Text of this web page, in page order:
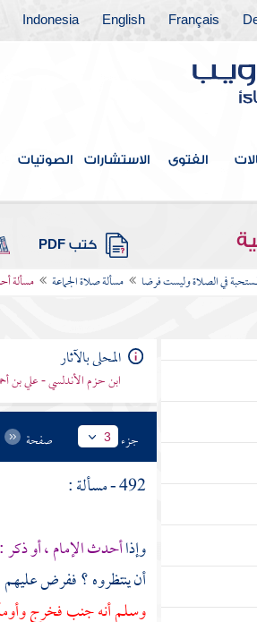
Français
English
Indonesia
الفتوى الاستشارات الصوتيات
كتب PDF
في الصلاة وليست فرضا مسألة صلاة الجماعة مسألة
أو الحامل
المحلى بالآثار
ابن حزم الأندلسي - علي بن
جزء 3 صفحة
492 - مسألة :
وإذاأحدث الإمام ، أو
أن ينتظروه ؟ ففرض عليهم
وسلم أنه جنب فخرج